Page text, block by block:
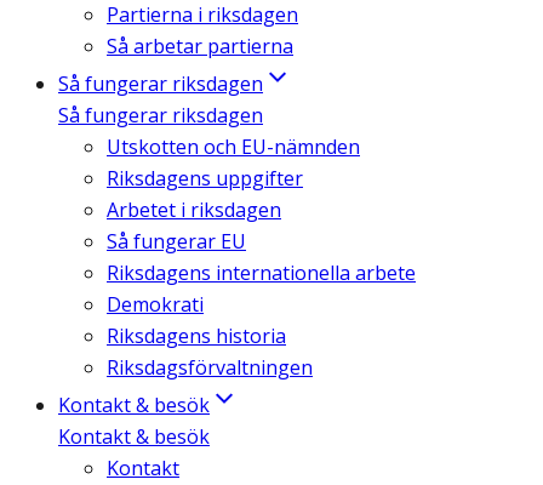
Partierna i riksdagen
Så arbetar partierna
Så fungerar riksdagen
Så fungerar riksdagen
Utskotten och EU-nämnden
Riksdagens uppgifter
Arbetet i riksdagen
Så fungerar EU
Riksdagens internationella arbete
Demokrati
Riksdagens historia
Riksdagsförvaltningen
Kontakt & besök
Kontakt & besök
Kontakt